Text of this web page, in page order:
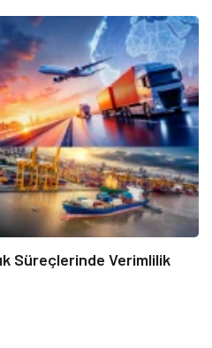
Süreçlerinde Verimlilik